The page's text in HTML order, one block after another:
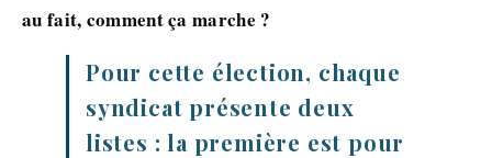
au fait, comment ça marche ?
Pour cette élection, chaque
syndicat présente deux
listes : la première est pour